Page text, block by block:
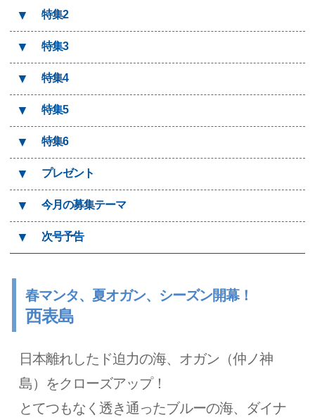
▼ 特集2
▼ 特集3
▼ 特集4
▼ 特集5
▼ 特集6
▼ プレゼント
▼ 今月の募集テーマ
▼ 次号予告
春マンタ、夏オガン、シーズン開幕！
西表島
日本離れしたド迫力の海、オガン（仲ノ神
島）をクローズアップ！
とてつもなく透き通ったブルーの海、ダイナ